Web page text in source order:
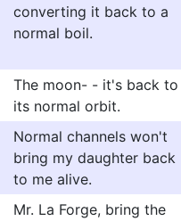
converting it back to a
normal boil.
The moon- - it's back to
its normal orbit.
Normal channels won't
bring my daughter back
to me alive.
Mr. La Forge, bring the